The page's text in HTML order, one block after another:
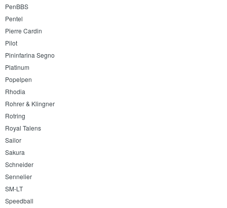
PenBBS
Pentel
Pierre Cardin
Pilot
Pininfarina Segno
Platinum
Popelpen
Rhodia
Rohrer & Klingner
Rotring
Royal Talens
Sailor
Sakura
Schneider
Sennelier
SM-LT
Speedball